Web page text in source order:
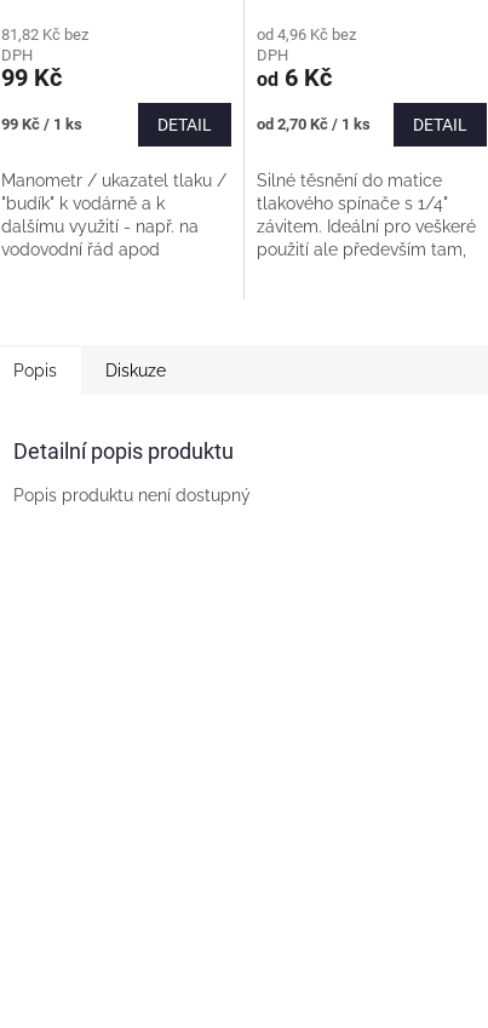
81,82 Kč bez
DPH
99 Kč
Měrná
99 Kč / 1 ks DETAIL
Manometr / ukazatel tlaku /
"budík" k vodárně a k
dalšímu využití - např. na
vodovodní řád apod
od 4,96 Kč bez
DPH
od6 Kč
Měrná
od 2,70 Kč / 1 ks DETAIL
Silné těsnění do matice
tlakového spínače s 1/4"
závitem. Ideální pro veškeré
použití ale především tam,
Popis Diskuze
Detailní popis produktu
Popis produktu není dostupný